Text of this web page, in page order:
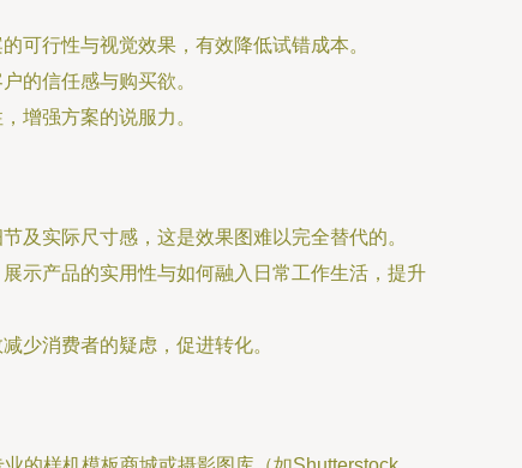
可行性与视觉效果，有效降低试错成本。
的信任感与购买欲。
增强方案的说服力。
及实际尺寸感，这是效果图难以完全替代的。
示产品的实用性与如何融入日常工作生活，提升
少消费者的疑虑，促进转化。